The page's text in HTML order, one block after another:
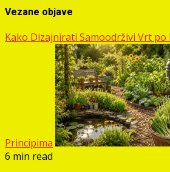
Vezane objave
Kako Dizajnirati Samoodrživi Vrt
Principima
6 min read